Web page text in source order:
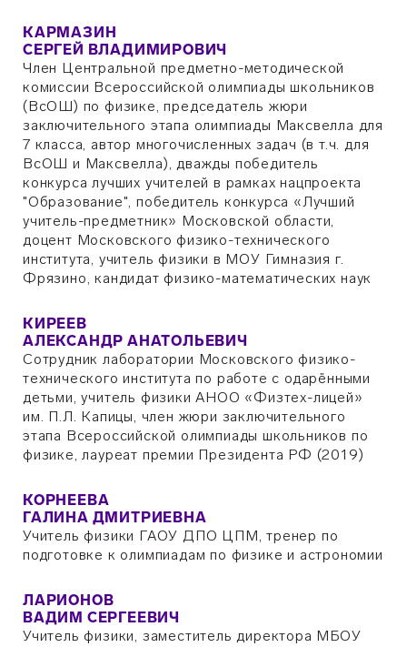
КАРМАЗИН
СЕРГЕЙ ВЛАДИМИРОВИЧ
Член Центральной предметно-методической
комиссии Всероссийской олимпиады школьников
(ВсОШ) по физике, председатель жюри
заключительного этапа олимпиады Максвелла для
7 класса, автор многочисленных задач (в т.ч. для
ВсОШ и Максвелла), дважды победитель
конкурса лучших учителей в рамках нацпроекта
"Образование", победитель конкурса «Лучший
учитель-предметник» Московской области,
доцент Московского физико-технического
института, учитель физики в МОУ Гимназия г.
Фрязино, кандидат физико-математических наук
КИРЕЕВ
АЛЕКСАНДР АНАТОЛЬЕВИЧ
Сотрудник лаборатории Московского физико-
технического института по работе с одарёнными
детьми, учитель физики АНОО «Физтех-лицей»
им. П.Л. Капицы, член жюри заключительного
этапа Всероссийской олимпиады школьников по
физике, лауреат премии Президента РФ (2019)
КОРНЕЕВА
ГАЛИНА ДМИТРИЕВНА
Учитель физики ГАОУ ДПО ЦПМ, тренер по
подготовке к олимпиадам по физике и астрономии
ЛАРИОНОВ
ВАДИМ СЕРГЕЕВИЧ
Учитель физики, заместитель директора МБОУ